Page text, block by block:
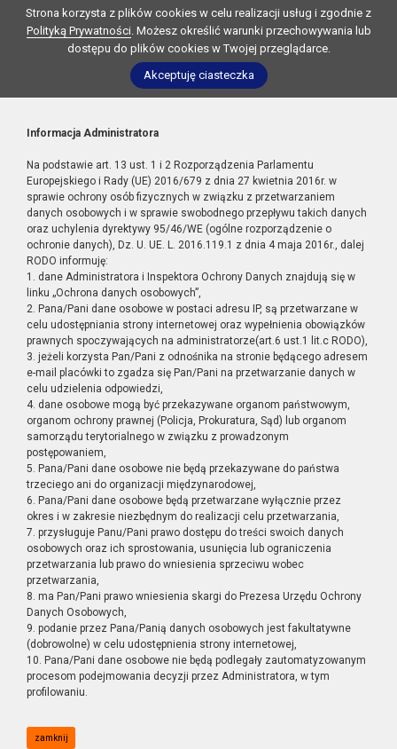
Strona korzysta z plików cookies w celu realizacji usług i zgodnie z
Polityką Prywatności. Możesz określić warunki przechowywania lub
dostępu do plików cookies w Twojej przeglądarce.
Akceptuję ciasteczka
Informacja Administratora
Na podstawie art. 13 ust. 1 i 2 Rozporządzenia Parlamentu
Europejskiego i Rady (UE) 2016/679 z dnia 27 kwietnia 2016r. w
sprawie ochrony osób fizycznych w związku z przetwarzaniem
danych osobowych i w sprawie swobodnego przepływu takich danych
oraz uchylenia dyrektywy 95/46/WE (ogólne rozporządzenie o
ochronie danych), Dz. U. UE. L. 2016.119.1 z dnia 4 maja 2016r., dalej
RODO informuję:
1. dane Administratora i Inspektora Ochrony Danych znajdują się w
linku „Ochrona danych osobowych”,
2. Pana/Pani dane osobowe w postaci adresu IP, są przetwarzane w
celu udostępniania strony internetowej oraz wypełnienia obowiązków
prawnych spoczywających na administratorze(art.6 ust.1 lit.c RODO),
3. jeżeli korzysta Pan/Pani z odnośnika na stronie będącego adresem
e-mail placówki to zgadza się Pan/Pani na przetwarzanie danych w
celu udzielenia odpowiedzi,
4. dane osobowe mogą być przekazywane organom państwowym,
organom ochrony prawnej (Policja, Prokuratura, Sąd) lub organom
samorządu terytorialnego w związku z prowadzonym
postępowaniem,
5. Pana/Pani dane osobowe nie będą przekazywane do państwa
trzeciego ani do organizacji międzynarodowej,
6. Pana/Pani dane osobowe będą przetwarzane wyłącznie przez
okres i w zakresie niezbędnym do realizacji celu przetwarzania,
7. przysługuje Panu/Pani prawo dostępu do treści swoich danych
osobowych oraz ich sprostowania, usunięcia lub ograniczenia
przetwarzania lub prawo do wniesienia sprzeciwu wobec
przetwarzania,
8. ma Pan/Pani prawo wniesienia skargi do Prezesa Urzędu Ochrony
Danych Osobowych,
9. podanie przez Pana/Panią danych osobowych jest fakultatywne
(dobrowolne) w celu udostępnienia strony internetowej,
10. Pana/Pani dane osobowe nie będą podlegały zautomatyzowanym
procesom podejmowania decyzji przez Administratora, w tym
profilowaniu.
zamknij